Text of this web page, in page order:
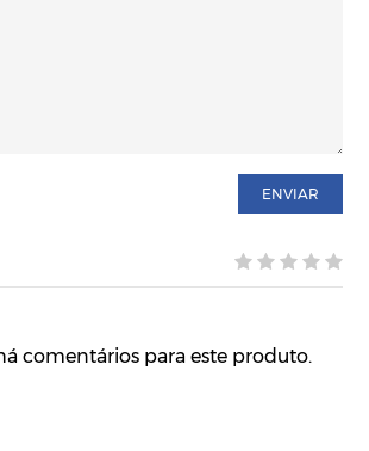
ENVIAR
comentários para este produto.